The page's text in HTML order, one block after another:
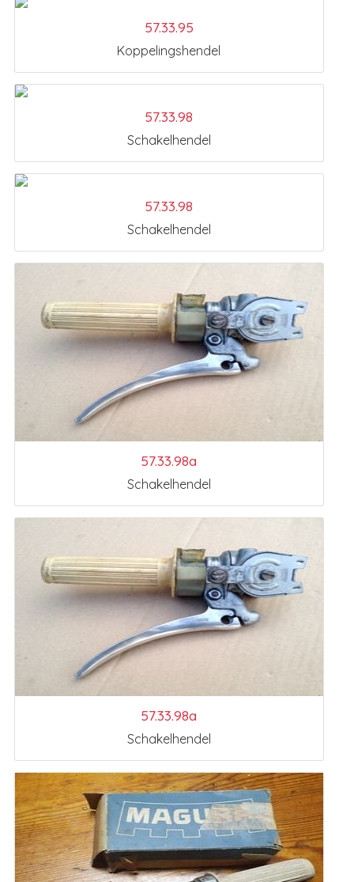
57.33.95
Koppelingshendel
57.33.98
Schakelhendel
57.33.98
Schakelhendel
57.33.98a
Schakelhendel
57.33.98a
Schakelhendel